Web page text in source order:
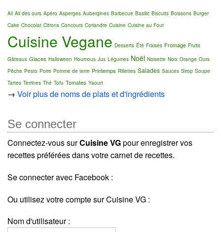
Ail Ail des ours Apéro Asperges Aubergines Barbecue Basilic Biscuits Boissons Burger
Cake Chocolat Citrons Concours Coriandre Cuisine Cuisine au Four
Cuisine Vegane Desserts Été Fraises Fromage Fruits
Gâteaux Glaces Halloween Houmous Jus Légumes Noël Noisette Noix Orange Ours
Pêche Pesto Poire Pomme de terre Printemps Rillettes Salades Sauces Sirop Soupe
Tartes Terrines Thé Tofu Tomates Yaourt
→ Voir plus de noms de plats et d'ingrédients
Se connecter
Connectez-vous surCuisine VGpour enregistrer vos
recettes préférées dans votre carnet de recettes.
Se connecter avec Facebook :
Ou utilisez votre compte sur Cuisine VG :
Nom d'utilisateur :